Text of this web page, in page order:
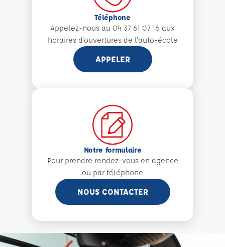
Téléphone
Appelez-nous au 04 37 61 07 16 aux
horaires d'ouvertures de l'auto-école
APPELER
Notre formulaire
Pour prendre rendez-vous en agence
ou par téléphone
NOUS CONTACTER